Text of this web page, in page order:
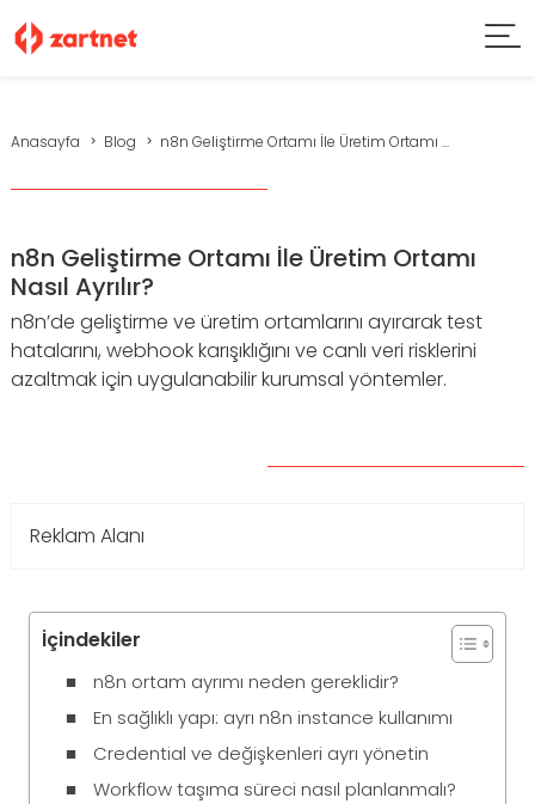
Anasayfa Blog n8n Geliştirme Ortamı İle Üretim Ortamı ...
n8n Geliştirme Ortamı İle Üretim Ortamı
Nasıl Ayrılır?
n8n’de geliştirme ve üretim ortamlarını ayırarak test
hatalarını, webhook karışıklığını ve canlı veri risklerini
azaltmak için uygulanabilir kurumsal yöntemler.
Reklam Alanı
İçindekiler
n8n ortam ayrımı neden gereklidir?
En sağlıklı yapı: ayrı n8n instance kullanımı
Credential ve değişkenleri ayrı yönetin
Workflow taşıma süreci nasıl planlanmalı?